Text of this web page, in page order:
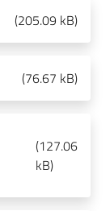
(205.09 kB)
(76.67 kB)
(127.06
kB)